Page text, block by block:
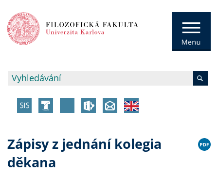
Zápisy z jednání kolegia
děkana